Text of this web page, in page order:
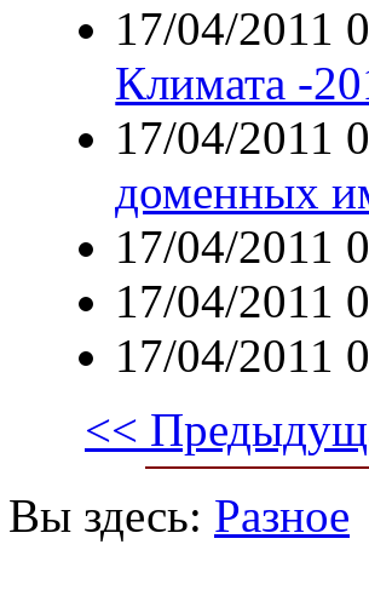
17/04/2011
Климата -
17/04/2011
доменных
17/04/2011
17/04/2011
17/04/2011
<<
Вы здесь: Разное